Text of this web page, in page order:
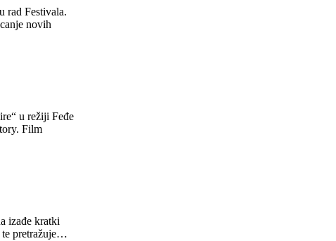
rad Festivala.
novih
u režiji Feđe
Film
izađe kratki
te pretražuje…